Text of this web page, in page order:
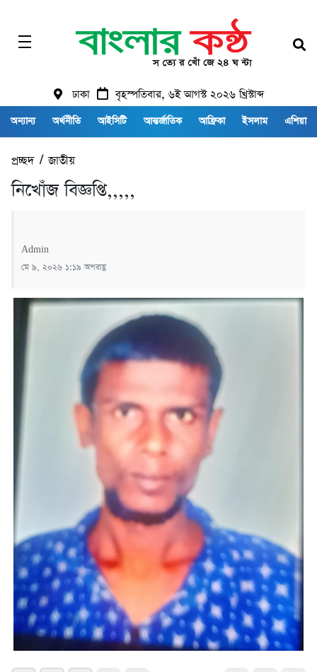
ঢাকা বৃহস্পতিবার, ৬ই আগস্ট ২০২৬ খ্রিস্টাব্দ
অন্যান্য অর্থনীতি আইসিটি আন্তর্জাতিক আফ্রিকা ইসলাম এশিয়া
প্রচ্ছদ/জাতীয়
নিখোঁজ বিজ্ঞপ্তি,,,,,
Admin
মে ৯, ২০২৬ ১:১৯ অপরাহ্ণ